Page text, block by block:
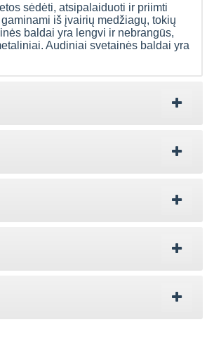
sėdėti, atsipalaiduoti ir priimti
iš įvairių medžiagų, tokių
baldai yra lengvi ir nebrangūs,
Audiniai svetainės baldai yra